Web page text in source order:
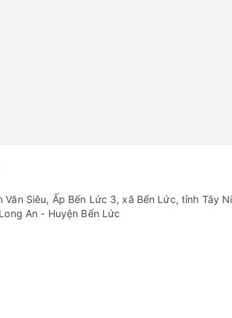
Văn Siêu, Ấp Bến Lức 3, xã Bến Lức, tỉnh Tây
An - Huyện Bến Lức